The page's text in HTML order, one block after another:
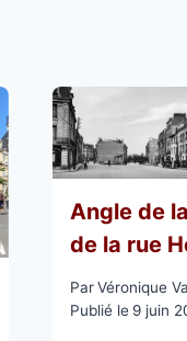
Angle de
de la rue
Par Véronique
Publié le 9 juin